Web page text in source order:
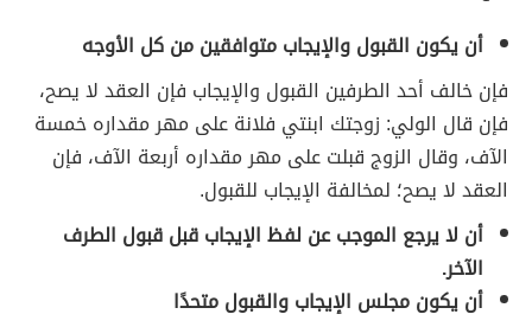
أن يكون القبول والإيجاب متوافقين من كل الأوجه
فإن خالف أحد الطرفين القبول والإيجاب فإن العقد لا يصح،
فإن قال الولي: زوجتك ابنتي فلانة على مهر مقداره خمسة
الآف، وقال الزوج قبلت على مهر مقداره أربعة الآف، فإن
العقد لا يصح؛ لمخالفة الإيجاب للقبول.
أن لا يرجع الموجب عن لفظ الإيجاب قبل قبول الطرف
الآخر.
أن يكون مجلس الإيجاب والقبول متحدًا